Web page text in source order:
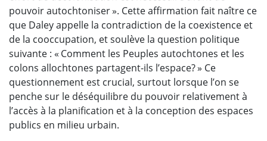
pouvoir autochtoniser ». Cette affirmation fait naître ce
que Daley appelle la contradiction de la coexistence et
de la cooccupation, et soulève la question politique
suivante : « Comment les Peuples autochtones et les
colons allochtones partagent-ils l’espace? » Ce
questionnement est crucial, surtout lorsque l’on se
penche sur le déséquilibre du pouvoir relativement à
l’accès à la planification et à la conception des espaces
publics en milieu urbain.